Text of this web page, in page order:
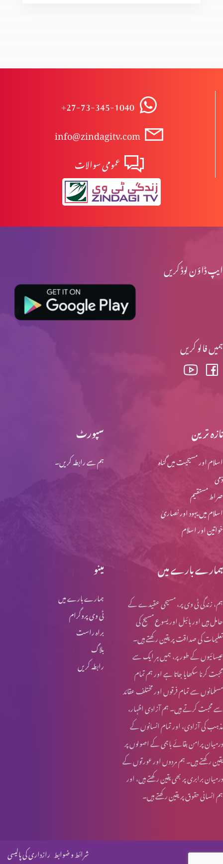
+27-73-345-1040
info@zindagitv.com
عمومی سوالات
ایپ ڈاؤن لوڈ کریں
ہمیں فالو کریں
سپورٹ
ہم سے رابطہ کریں۔
تازہ ترین
اسلام اور مسیحیت میں گناہ
ذمی
صراط مستقیم
اسلام میں یہود اور نصاریٰ
خواتین اور اسلام
مینو
ہمارے بارے میں
ٹی وی پروگرام
براہ راست
بلاگ
رابطہ کریں
ہمارے بارے میں
ہم، زندگی ٹی وی پر، مسیحی عقیدے کے
حامل ہیں اور بائبل اور یسوع مسیح کی
تعلیمات کی صداقت پر یقین رکھتے ہیں۔
عیسائیوں کے طور پر، ہمیں ہر ایک سے
محبت کرنا سکھایا جاتا ہے اور ہم تمام
مسلمانوں سے تمام فرقوں اور مختلف عقائد
سے محبت کرتے ہیں۔ ہم آزادی اظہار،
مذہب کی آزادی، اور تمام انسانوں کے
درمیان پرامن بقائے باہمی کے اصولوں پر
یقین رکھتے ہیں۔ ہم مردوں اور عورتوں کے
درمیان برابری پر بھی یقین رکھتے ہیں، اور
ہم انسانی حقوق پر یقین رکھتے ہیں۔
شرائط و ضوابط رازداری کی پالیسی